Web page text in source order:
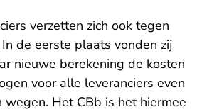
verzetten zich ook tegen
de eerste plaats vonden zij
nieuwe berekening de kosten
voor alle leveranciers even
wegen. Het CBb is het hiermee